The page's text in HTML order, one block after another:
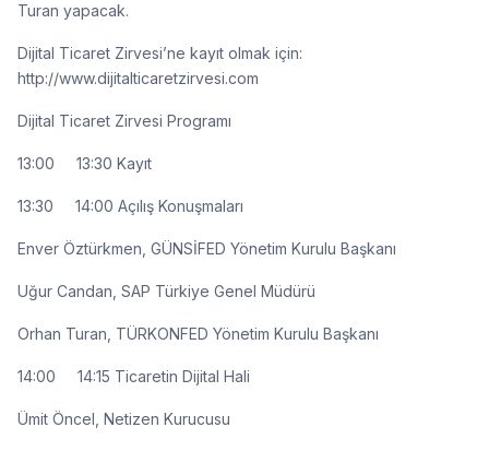
Turan yapacak.
Dijital Ticaret Zirvesi’ne kayıt olmak için:
http://www.dijitalticaretzirvesi.com
Dijital Ticaret Zirvesi Programı
13:00 13:30 Kayıt
13:30 14:00 Açılış Konuşmaları
Enver Öztürkmen, GÜNSİFED Yönetim Kurulu Başkanı
Uğur Candan, SAP Türkiye Genel Müdürü
Orhan Turan, TÜRKONFED Yönetim Kurulu Başkanı
14:00 14:15 Ticaretin Dijital Hali
Ümit Öncel, Netizen Kurucusu